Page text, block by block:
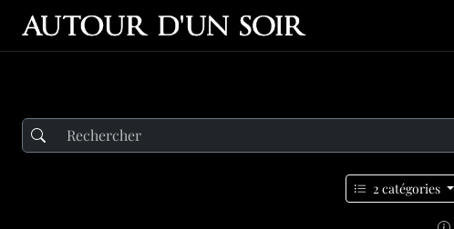
2 catégories